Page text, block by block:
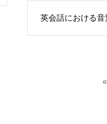
英会話における